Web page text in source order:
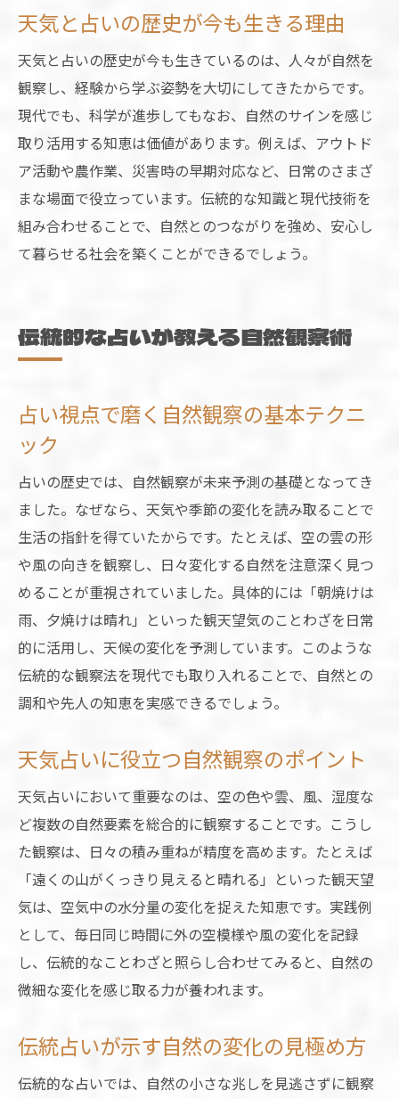
天気と占いの歴史が今も生きる理由
天気と占いの歴史が今も生きているのは、人々が自然を
観察し、経験から学ぶ姿勢を大切にしてきたからです。
現代でも、科学が進歩してもなお、自然のサインを感じ
取り活用する知恵は価値があります。例えば、アウトド
ア活動や農作業、災害時の早期対応など、日常のさまざ
まな場面で役立っています。伝統的な知識と現代技術を
組み合わせることで、自然とのつながりを強め、安心し
て暮らせる社会を築くことができるでしょう。
伝統的な占いが教える自然観察術
占い視点で磨く自然観察の基本テクニ
ック
占いの歴史では、自然観察が未来予測の基礎となってき
ました。なぜなら、天気や季節の変化を読み取ることで
生活の指針を得ていたからです。たとえば、空の雲の形
や風の向きを観察し、日々変化する自然を注意深く見つ
めることが重視されていました。具体的には「朝焼けは
雨、夕焼けは晴れ」といった観天望気のことわざを日常
的に活用し、天候の変化を予測しています。このような
伝統的な観察法を現代でも取り入れることで、自然との
調和や先人の知恵を実感できるでしょう。
天気占いに役立つ自然観察のポイント
天気占いにおいて重要なのは、空の色や雲、風、湿度な
ど複数の自然要素を総合的に観察することです。こうし
た観察は、日々の積み重ねが精度を高めます。たとえば
「遠くの山がくっきり見えると晴れる」といった観天望
気は、空気中の水分量の変化を捉えた知恵です。実践例
として、毎日同じ時間に外の空模様や風の変化を記録
し、伝統的なことわざと照らし合わせてみると、自然の
微細な変化を感じ取る力が養われます。
伝統占いが示す自然の変化の見極め方
伝統的な占いでは、自然の小さな兆しを見逃さずに観察